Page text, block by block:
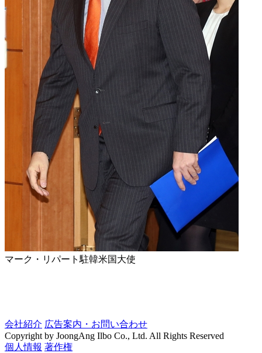
マーク・リパート駐韓米国大使
会社紹介 広告案内・お問い合わせ
Copyright by JoongAng Ilbo Co., Ltd. All Rights Reserved
個人情報 著作権